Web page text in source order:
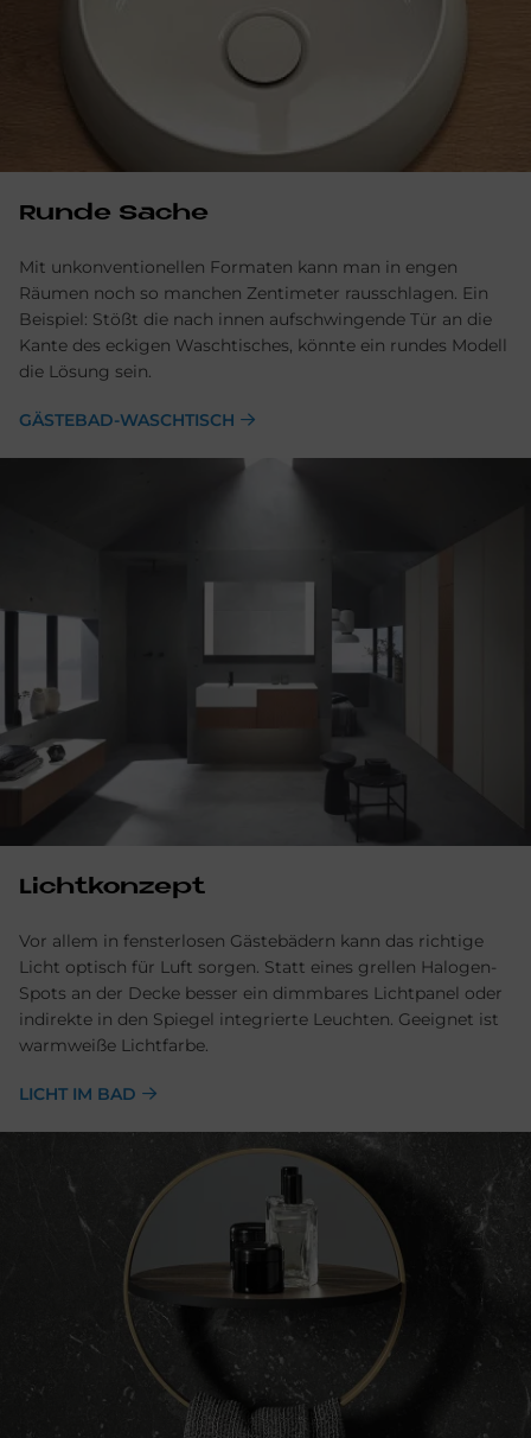
Run­de Sache
Mit unkonventionellen Formaten kann man in engen
Räumen noch so manchen Zentimeter rausschlagen. Ein
Beispiel: Stößt die nach innen aufschwingende Tür an die
Kante des eckigen Waschtisches, könnte ein rundes Modell
die Lösung sein.
GÄSTEBAD-WASCHTISCH
Licht­kon­ze­pt
Vor allem in fensterlosen Gästebädern kann das richtige
Licht optisch für Luft sorgen. Statt eines grellen Halogen-
Spots an der Decke besser ein dimmbares Lichtpanel oder
indirekte in den Spiegel integrierte Leuchten. Geeignet ist
warmweiße Lichtfarbe.
LICHT IM BAD